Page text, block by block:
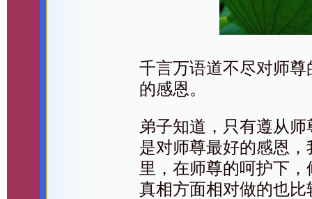
千言万语道不尽对师
的感恩。
弟子知道，只有遵从
是对师尊最好的感恩
里，在师尊的呵护下
真相方面相对做的也